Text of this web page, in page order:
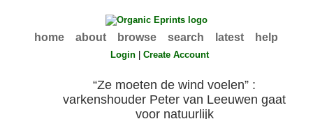
home about browse search latest help
Login |Create Account
“Ze moeten de wind voelen” :
varkenshouder Peter van Leeuwen gaat
voor natuurlijk